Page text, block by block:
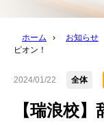
ホーム › お知らせ
ピオン！
2024/01/22 全体
【瑞浪校